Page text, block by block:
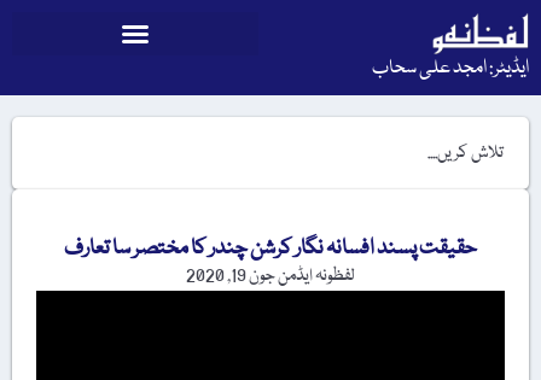
ایڈیٹر: امجد علی سحاب
حقیقت پسند افسانہ نگار کرشن چندر کا مختصر سا تعارف
لفظونہ ایڈمنجون 19, 2020